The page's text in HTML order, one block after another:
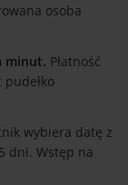
osoba
minut. Płatność
pudełko
wybiera datę z
dni. Wstęp na